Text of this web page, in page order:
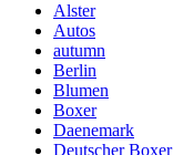
Alster
Autos
autumn
Berlin
Blumen
Boxer
Daenemark
Deutscher Boxer